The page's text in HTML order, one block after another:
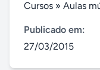
Cursos » Aulas
Publicado em:
27/03/2015